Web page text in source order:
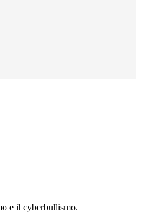
e il cyberbullismo.